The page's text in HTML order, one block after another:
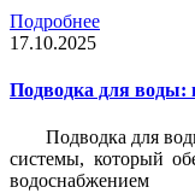
Подробнее
17.10.2025
Подводка для воды:
Подводка для
системы, который
водоснабжением